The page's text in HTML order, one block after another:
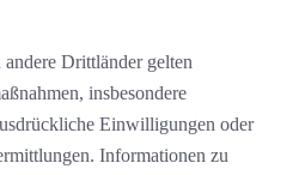
Drittländer gelten
insbesondere
Einwilligungen oder
Informationen zu